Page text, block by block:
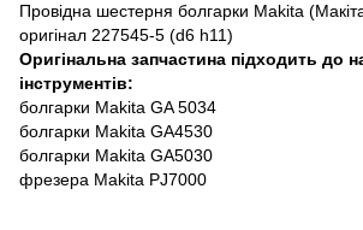
Провідна шестерня болгарки Makita
оригінал 227545-5 (d6 h11)
Оригінальна запчастина підходить до
інструментів:
болгарки Makita GA 5034
болгарки Makita GA4530
болгарки Makita GA5030
фрезера Makita PJ7000